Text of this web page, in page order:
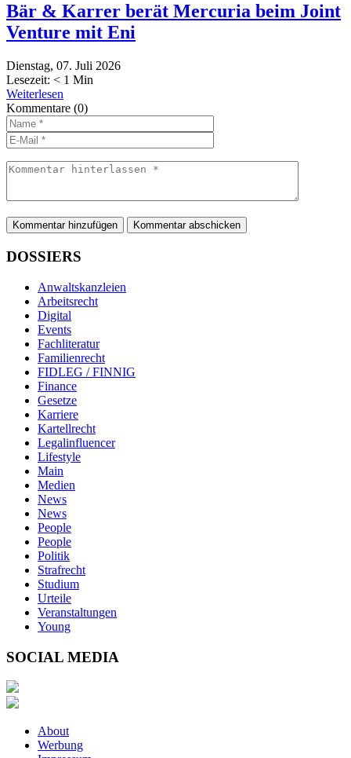
Bär & Karrer berät Mercuria beim Joint
Venture mit Eni
Dienstag, 07. Juli 2026
Lesezeit: < 1 Min
Weiterlesen
Kommentare (0)
Kommentar hinzufügen
DOSSIERS
Anwaltskanzleien
Arbeitsrecht
Digital
Events
Fachliteratur
Familienrecht
FIDLEG / FINNIG
Finance
Gesetze
Karriere
Kartellrecht
Legalinfluencer
Lifestyle
Main
Medien
News
News
People
People
Politik
Strafrecht
Studium
Urteile
Veranstaltungen
Young
SOCIAL MEDIA
About
Werbung